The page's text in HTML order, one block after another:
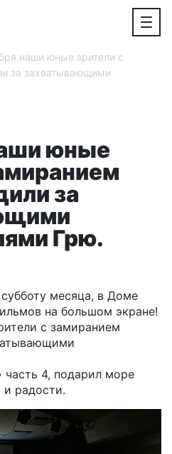
наши юные зрители с
за захватывающими
юные
за
Грю.
месяца, в Доме
на большом экране!
с замиранием
4, подарил море
радости.